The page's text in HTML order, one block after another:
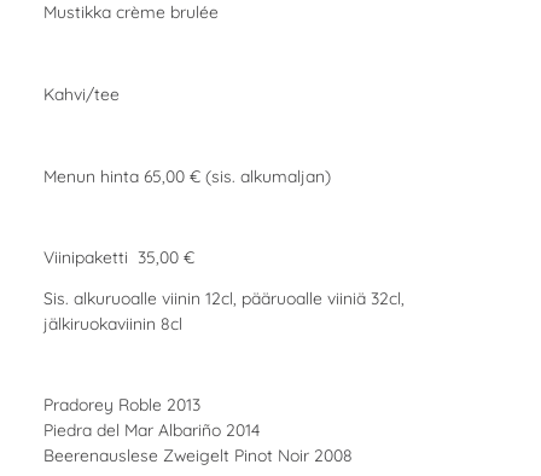
Mustikka crème brulée
Kahvi/tee
Menun hinta 65,00 € (sis. alkumaljan)
Viinipaketti 35,00 €
Sis. alkuruoalle viinin 12cl, pääruoalle viiniä 32cl,
jälkiruokaviinin 8cl
Pradorey Roble 2013
Piedra del Mar Albariño 2014
Beerenauslese Zweigelt Pinot Noir 2008